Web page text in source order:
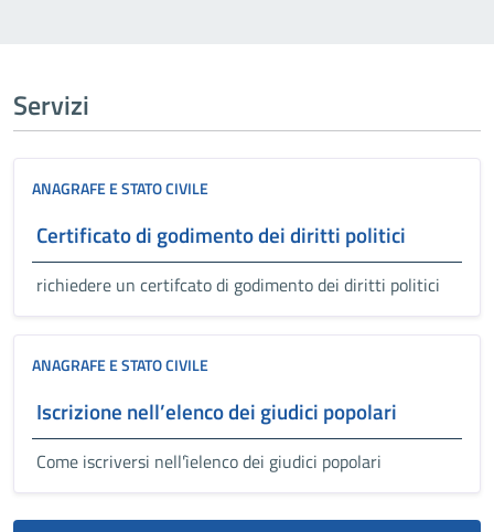
Servizi
ANAGRAFE E STATO CIVILE
Certificato di godimento dei diritti politici
richiedere un certifcato di godimento dei diritti politici
ANAGRAFE E STATO CIVILE
Iscrizione nell’elenco dei giudici popolari
Come iscriversi nell'ìelenco dei giudici popolari